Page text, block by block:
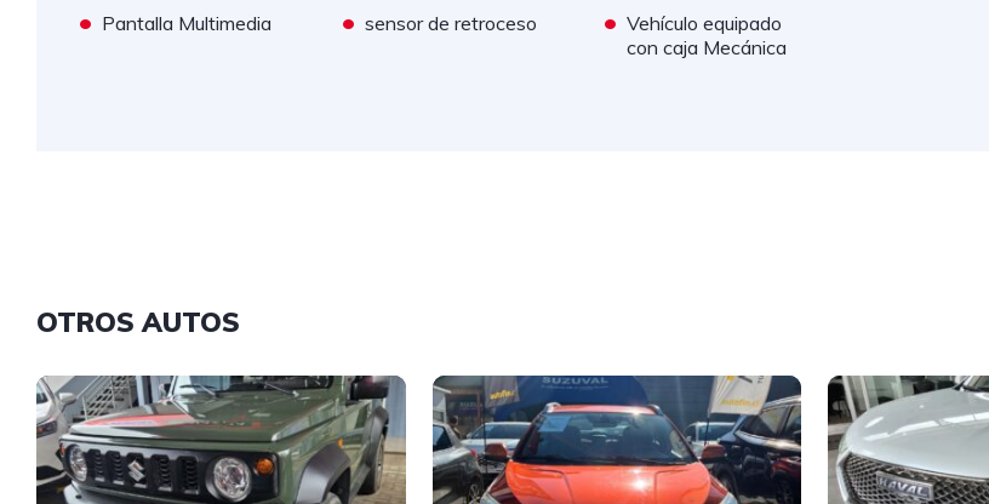
• Pantalla Multimedia • sensor de retroceso • Vehículo equipado
con caja Mecánica
OTROS AUTOS